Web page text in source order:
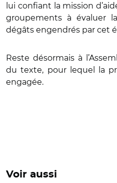
lui confiant la mission
groupements à évaluer
dégâts engendrés par cet
Reste désormais à
du texte, pour lequel la
engagée.
Voir aussi